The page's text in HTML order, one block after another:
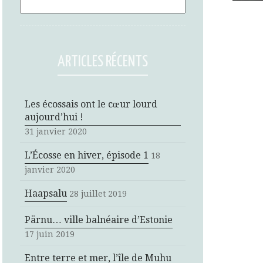
ARTICLES RÉCENTS
Les écossais ont le cœur lourd
aujourd’hui !
31 janvier 2020
L’Écosse en hiver, épisode 1 18
janvier 2020
Haapsalu 28 juillet 2019
Pärnu… ville balnéaire d’Estonie
17 juin 2019
Entre terre et mer, l’île de Muhu